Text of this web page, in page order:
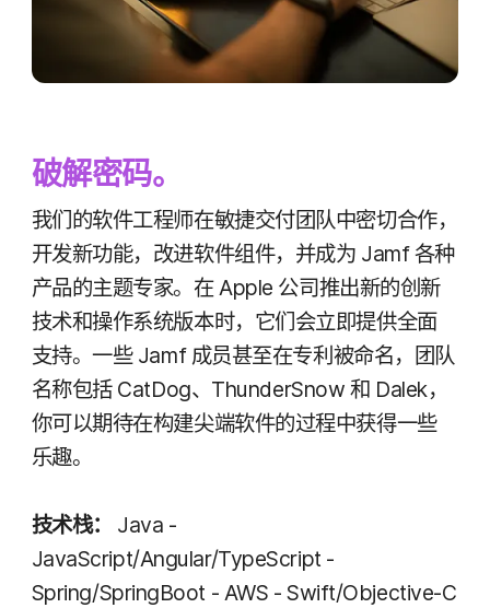
破解​密码。
我们​的​软件​工程师​在​敏捷​交付​团队​中​密切​合作，​
开发​新​功能，​改进​软件​组件，​并​成为 Jamf各​种​
产品​的​主题​专家。​在Apple 公司​推出​新​的​创新​
技术​和​操作​系统​版本​时，​它们​会​立即​提供​全面​
支持。​一些Jamf 成员​甚至​在​专利​被​命名，​团队​
名​称​包括CatDog、 ThunderSnow 和 Dalek，​
你​可以​期待​在​构建尖​端​软件​的​过程​中​获得​一些​
乐趣。
技术​栈：
Java -
JavaScript/Angular/TypeScript -
Spring/SpringBoot - AWS - Swift/Objective-C